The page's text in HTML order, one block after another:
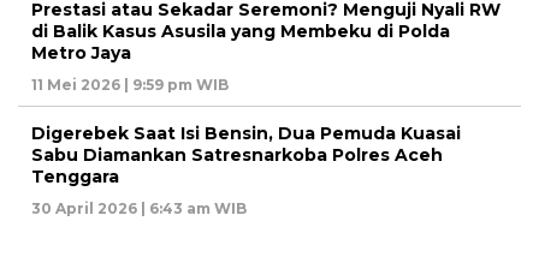
Prestasi atau Sekadar Seremoni? Menguji Nyali RW
di Balik Kasus Asusila yang Membeku di Polda
Metro Jaya
11 Mei 2026 | 9:59 pm WIB
Digerebek Saat Isi Bensin, Dua Pemuda Kuasai
Sabu Diamankan Satresnarkoba Polres Aceh
Tenggara
30 April 2026 | 6:43 am WIB